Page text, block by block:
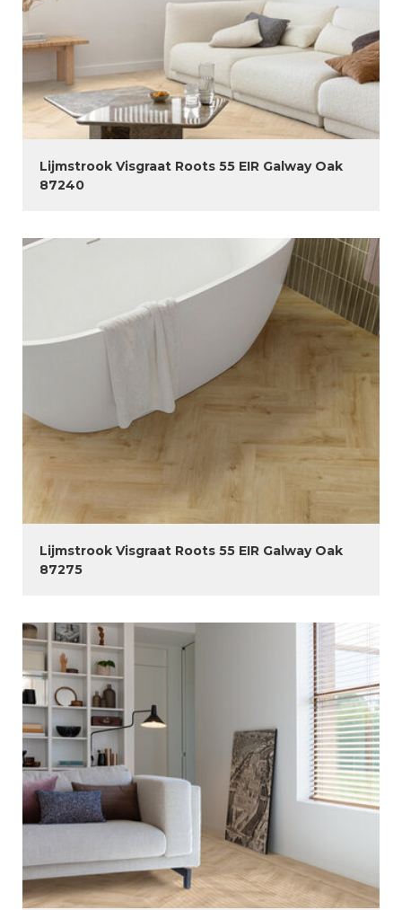
Lijmstrook Visgraat Roots 55 EIR Galway Oak
87240
Lijmstrook Visgraat Roots 55 EIR Galway Oak
87275